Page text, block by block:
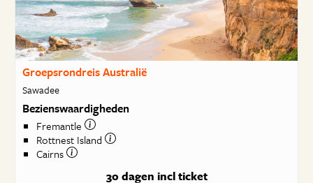
Groepsrondreis Australië
Sawadee
Bezienswaardigheden
Fremantle
Rottnest Island
Cairns
30 dagen incl ticket